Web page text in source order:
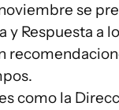
se
y Respuesta a
como la